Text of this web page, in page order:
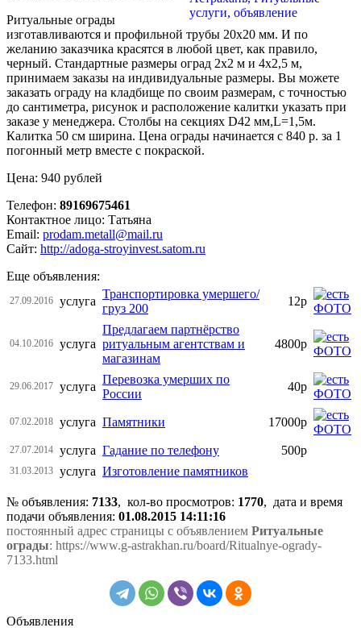
Ритуальные ограды
изготавливаются и профильной трубы 20х20 мм. И по
желанию заказчика красятся в любой цвет, как правило,
черный. Стандартные размеры оград 2х2 м и 4х2,5 м,
принимаем заказы на индивидуальные размеры. Вы можете
заказать ограду на кладбище по своим размерам, с точностью
до сантиметра, рисунок и расположение калитки указать при
заказе у менеджера. Столбы на секциях D42 мм,L=1,5м.
Калитка 50 см ширина. Цена ограды начинается с 840 р. за 1
погонный метр вместе с покраской.
Цена: 940 рублей
Телефон: 89169675461
Контактное лицо: Татьяна
Email: prodam.metall@mail.ru
Сайт: http://adoga-stroyinvest.satom.ru
Еще объявления:
27.09.2016 услуга
Транспортировка умершего/
груз 200
12р
04.10.2016 услуга
Предлагаем партнёрство
ритуальным агентствам и
магазинам
4800р
29.06.2017 услуга
Перевозка умерших по
России
40р
07.02.2018 услуга Памятники 17000р
27.07.2014 услуга Гадание по телефону 500р
31.03.2013 услуга Изготовление памятников
№ объявления: 7133, кол-во просмотров: 1770, дата и время
подачи объявления: 01.08.2015 14:11:16
постоянный адрес страницы с объявлением Ритуальные
ограды: https://www.g-astrakhan.ru/board/Ritualnye-ogrady-
7133.html
Объявления